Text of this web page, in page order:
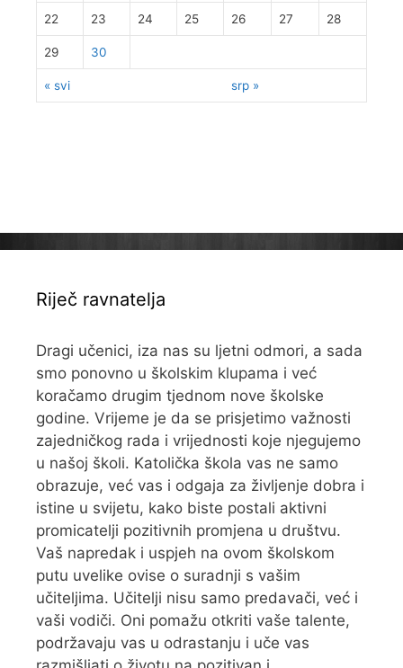
« svi srp »
22 23 24 25 26 27 28
29 30
Riječ ravnatelja
Dragi učenici, iza nas su ljetni odmori, a sada
smo ponovno u školskim klupama i već
koračamo drugim tjednom nove školske
godine. Vrijeme je da se prisjetimo važnosti
zajedničkog rada i vrijednosti koje njegujemo
u našoj školi. Katolička škola vas ne samo
obrazuje, već vas i odgaja za življenje dobra i
istine u svijetu, kako biste postali aktivni
promicatelji pozitivnih promjena u društvu.
Vaš napredak i uspjeh na ovom školskom
putu uvelike ovise o suradnji s vašim
učiteljima. Učitelji nisu samo predavači, već i
vaši vodiči. Oni pomažu otkriti vaše talente,
podržavaju vas u odrastanju i uče vas